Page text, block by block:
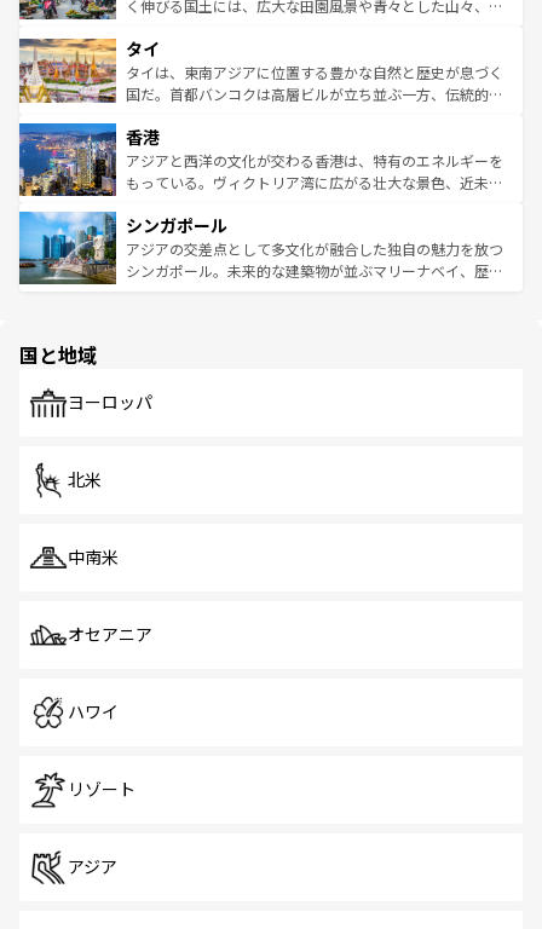
まで、さまざまな韓国料理が待っている。夜には、韓国な
リティに包まれながら、韓国の多彩な魅力を心ゆくまで味
わってみてほしい。 なお、新着の韓国情報はコンテンツ一
覧を参照してほしい。
く伸びる国土には、広大な田園風景や青々とした山々、世
急速な発展と共に伝統が息づく。ハノイの古い町並みやホ
ーチミン市のフランス統治時代の建物も、独特の雰囲気を
醸し出している。また、バラエティの豊かさとおいしさで
とつ。フォーやバインミー、ベトナムコーヒーなどは、ぜ
ひ現地で味わいたい。どの地域を訪れてもあたたかい人々
が旅行者を迎えてくれるので、きっと忘れられない旅にな
参照してほしい。
タイ
タイは、東南アジアに位置する豊かな自然と歴史が息づく
国だ。首都バンコクは高層ビルが立ち並ぶ一方、伝統的な
の活気が交差している。北部ではチェンマイなどの山岳地
帯で自然と触れ合い、南部ではプーケットやクラビの美し
いビーチでリゾート気分を楽しむことができる。タイ料理
激する。気候は一年中温暖で、どの季節にも異なる楽しみ
が待っている。親しみやすいタイの人々、仏教を中心とし
た文化、そして多様な観光資源が、訪れる旅人を魅了し続
香港
アジアと西洋の文化が交わる香港は、特有のエネルギーを
もっている。ヴィクトリア湾に広がる壮大な景色、近未来
み、どこを訪れても感動するはず。観光スポットが密集し
ており、効率よく見どころを回れるのも魅力。息をのむよ
うな絶景から文化的な体験まで、香港を存分に楽しみ尽く
シンガポール
アジアの交差点として多文化が融合した独自の魅力を放つ
シンガポール。未来的な建築物が並ぶマリーナベイ、歴史
で、ホーカーズは地元の風情を楽しめる外せないスポット
国と地域
ヨーロッパ
北米
中南米
オセアニア
ハワイ
リゾート
アジア